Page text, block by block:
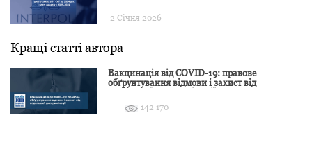
2 Січня 2026
Кращі статті автора
Вакцинація від COVID-19: правове
обґрунтування відмови і захист від
142 170